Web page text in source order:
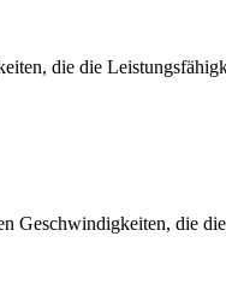
die die
Geschwindigkeiten, die